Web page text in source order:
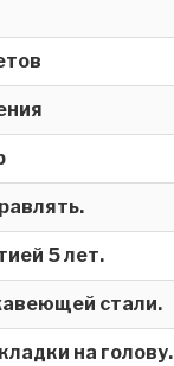
5 лет.
стали.
на голову.